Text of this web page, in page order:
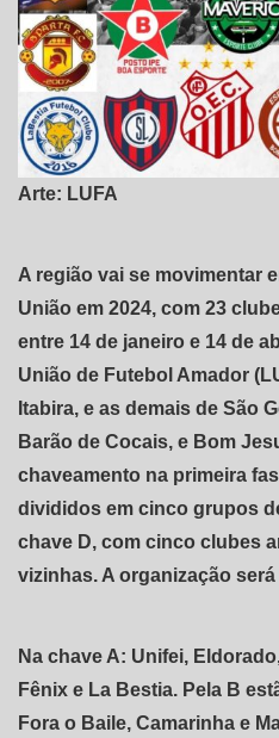
Arte: LUFA
A região vai se movimentar
União em 2024, com 23
entre 14 de janeiro e 14 de
União de Futebol Amador
Itabira, e as demais de São
Barão de Cocais, e Bom
chaveamento na primeira
divididos em cinco grupos
chave D, com cinco clubes
vizinhas. A organização
Na chave A: Unifei,
Fênix e La Bestia. Pela B
Fora o Baile, Camarinha e